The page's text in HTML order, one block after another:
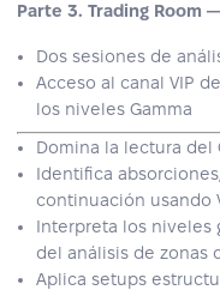
Parte 3. Trading Room
Dos sesiones de
Acceso al canal VIP
los niveles Gamma
Domina la lectura del
Identifica
continuación usando
Interpreta los niveles
del análisis de zonas
Aplica setups